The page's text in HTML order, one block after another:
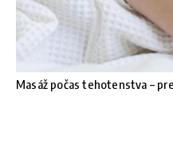
Masáž počas tehotenstva –